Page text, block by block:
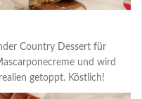
Country Dessert für
und wird
getoppt. Köstlich!